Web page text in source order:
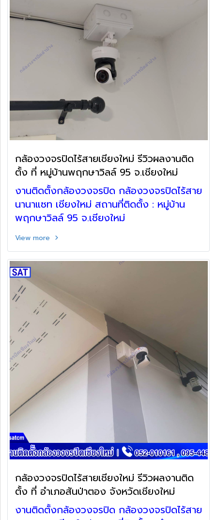
กล้องวงจรปิดไร้สายเชียงใหม่ รีวิวผลงานติด
ตั้ง ที่ หมู่บ้านพฤกษาวิลล์ 95 จ.เชียงใหม่
งานติดตั้งกล้องวงจรปิด กล้องวงจรปิดไร้สาย
นานาแซท เชียงใหม่ สถานที่ติดตั้ง : หมู่บ้าน
พฤกษาวิลล์ 95 จ.เชียงใหม่
View more
กล้องวงจรปิดไร้สายเชียงใหม่ รีวิวผลงานติด
ตั้ง ที่ อำเภอสันป่าตอง จังหวัดเชียงใหม่
งานติดตั้งกล้องวงจรปิด กล้องวงจรปิดไร้สาย